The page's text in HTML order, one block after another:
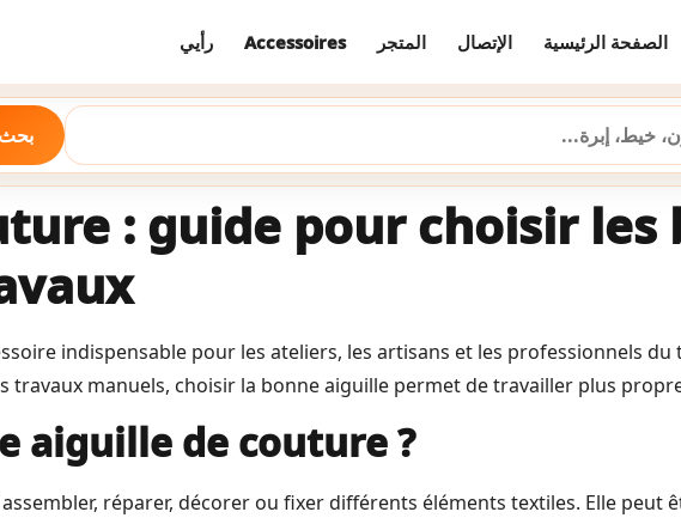
الصفحة الرئيسية الإتصال المتجر Accessoires رأيي
بحث
: guide pour choisir les
indispensable pour les ateliers, les artisans et les professionnels
travaux manuels, choisir la bonne aiguille permet de travailler plus
aiguille de couture ?
réparer, décorer ou fixer différents éléments textiles. Elle peut